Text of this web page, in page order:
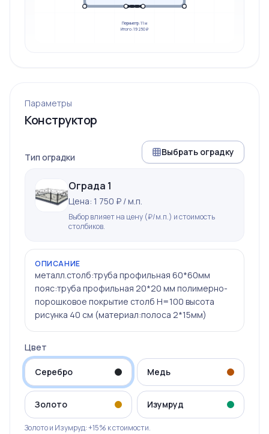
Параметры
Конструктор
Тип оградки Выбрать оградку
Ограда 1
Цена: 1 750 ₽ / м.п.
Выбор влияет на цену (₽/м.п.) и стоимость
столбиков.
ОПИСАНИЕ
металл.столб:труба профильная 60*60мм
пояс:труба профильная 20*20 мм полимерно-
порошковое покрытие столб Н=100 высота
рисунка 40 см (материал:полоса 2*15мм)
Цвет
Серебро Медь
Золото Изумруд
Золото и Изумруд: +15% к стоимости.
Периметр: 11 м
Итого: 19 250 ₽